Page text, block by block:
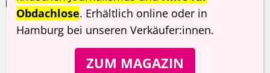
Obdachlose. Erhältlich online oder in
Hamburg bei unseren Verkäufer:innen.
ZUM MAGAZIN